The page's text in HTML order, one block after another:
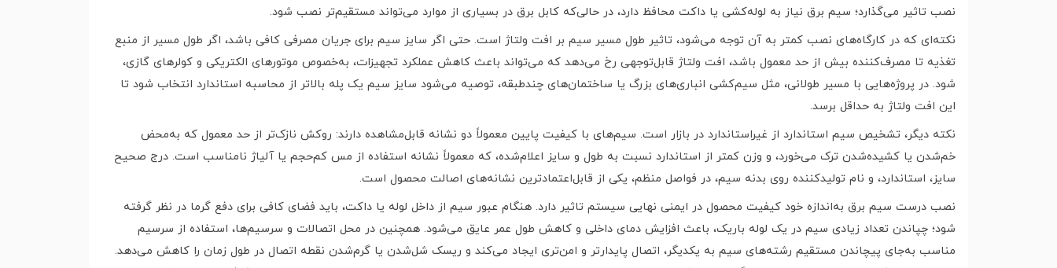
نصب تاثیر می‌گذارد؛ سیم برق نیاز به لوله‌کشی یا داکت محافظ دارد، در حالی‌که کابل برق در بسیاری از موارد می‌تواند مستقیم‌تر نصب شود.
نکته‌ای که در کارگاه‌های نصب کمتر به آن توجه می‌شود، تاثیر طول مسیر سیم بر افت ولتاژ است. حتی اگر سایز سیم برای جریان مصرفی کافی باشد، اگر طول مسیر از منبع
تغذیه تا مصرف‌کننده بیش از حد معمول باشد، افت ولتاژ قابل‌توجهی رخ می‌دهد که می‌تواند باعث کاهش عملکرد تجهیزات، به‌خصوص موتورهای الکتریکی و کولرهای گازی،
شود. در پروژه‌هایی با مسیر طولانی، مثل سیم‌کشی انباری‌های بزرگ یا ساختمان‌های چندطبقه، توصیه می‌شود سایز سیم یک پله بالاتر از محاسبه استاندارد انتخاب شود تا
این افت ولتاژ به حداقل برسد.
نکته دیگر، تشخیص سیم استاندارد از غیراستاندارد در بازار است. سیم‌های با کیفیت پایین معمولاً دو نشانه قابل‌مشاهده دارند: روکش نازک‌تر از حد معمول که به‌محض
خم‌شدن یا کشیده‌شدن ترک می‌خورد، و وزن کمتر از استاندارد نسبت به طول و سایز اعلام‌شده، که معمولاً نشانه استفاده از مس کم‌حجم یا آلیاژ نامناسب است. درج صحیح
سایز، استاندارد، و نام تولیدکننده روی بدنه سیم، در فواصل منظم، یکی از قابل‌اعتمادترین نشانه‌های اصالت محصول است.
نصب درست سیم برق به‌اندازه خود کیفیت محصول در ایمنی نهایی سیستم تاثیر دارد. هنگام عبور سیم از داخل لوله یا داکت، باید فضای کافی برای دفع گرما در نظر گرفته
شود؛ چپاندن تعداد زیادی سیم در یک لوله باریک، باعث افزایش دمای داخلی و کاهش طول عمر عایق می‌شود. همچنین در محل اتصالات و سرسیم‌ها، استفاده از سرسیم
مناسب به‌جای پیچاندن مستقیم رشته‌های سیم به یکدیگر، اتصال پایدارتر و امن‌تری ایجاد می‌کند و ریسک شل‌شدن یا گرم‌شدن نقطه اتصال در طول زمان را کاهش می‌دهد.